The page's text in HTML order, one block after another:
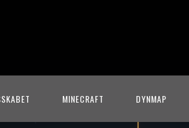
MINECRAFT DYNMAP